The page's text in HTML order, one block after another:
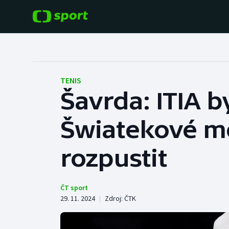
Hokej
Tenis
Baseball a softbal
Basketbal
Biatlon
TENIS
Šavrda: ITIA
Šwiatekové
rozpustit
ČT sport
29. 11. 2024 | Zdroj: ČTK